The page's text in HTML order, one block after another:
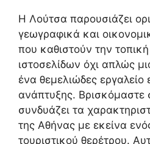
Η Λούτσα παρουσιάζει
γεωγραφικά και
που καθιστούν την
ιστοσελίδων όχι απλώς
ένα θεμελιώδες εργαλείο
ανάπτυξης. Βρισκόμαστε
συνδυάζει τα
της Αθήνας με εκείνα
τουριστικού θερέτρου.